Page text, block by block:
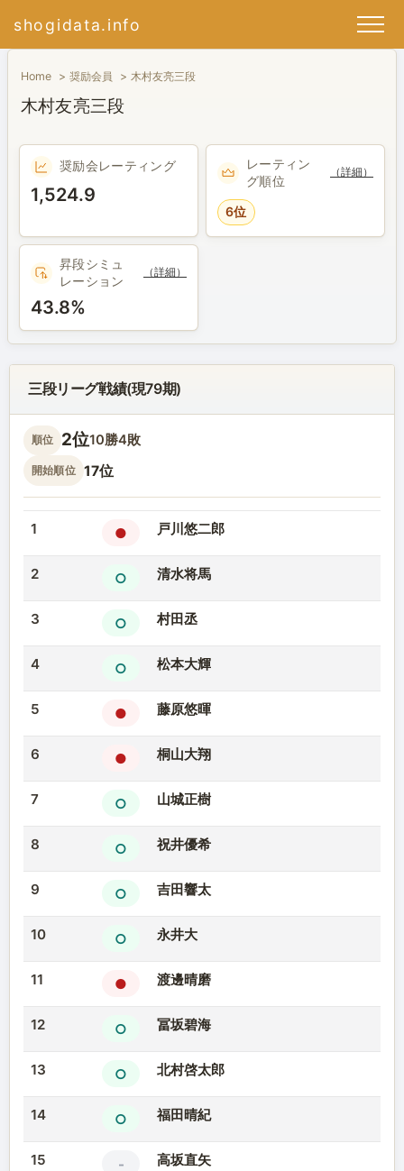
shogidata.info
Home 奨励会員 木村友亮三段
木村友亮三段
奨励会レーティング
1,524.9
レーティン
グ順位
（詳細）
6位
昇段シミュ
レーション
（詳細）
43.8%
三段リーグ戦績(現79期)
順位 2位10勝4敗
開始順位 17位
1 ● 戸川悠二郎
2 ○ 清水将馬
3 ○ 村田丞
4 ○ 松本大輝
5 ● 藤原悠暉
6 ● 桐山大翔
7 ○ 山城正樹
8 ○ 祝井優希
9 ○ 吉田響太
10 ○ 永井大
11 ● 渡邊晴磨
12 ○ 冨坂碧海
13 ○ 北村啓太郎
14 ○ 福田晴紀
15 - 高坂直矢